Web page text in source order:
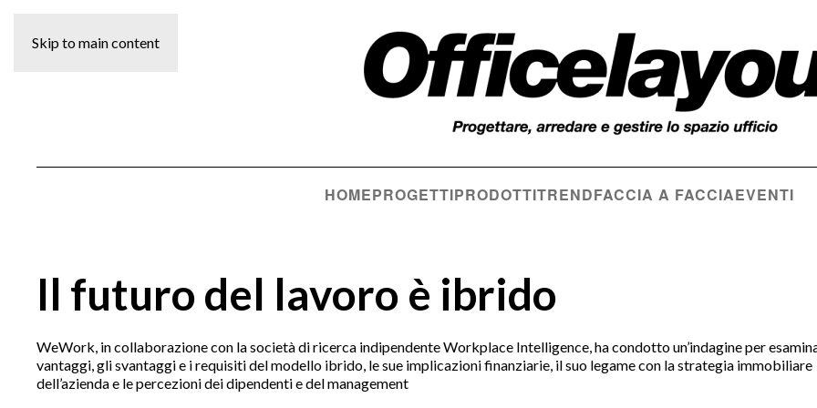
Skip to main content
HOMEPROGETTIPRODOTTITRENDFACCIA A FACCIAEVENTI
Il futuro del lavoro è ibrido
WeWork, in collaborazione con la società di ricerca indipendente Workplace Intelligence, ha condotto un’indagine per
vantaggi, gli svantaggi e i requisiti del modello ibrido, le sue implicazioni finanziarie, il suo legame con la strategia immobiliare
dell’azienda e le percezioni dei dipendenti e del management